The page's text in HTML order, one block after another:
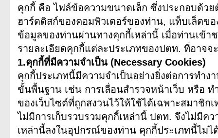
คุกกี้ คือ ไฟล์ข้อความขนาดเล็ก ซึ่งประกอบด้วย
ฮาร์ดดิสก์ของคอมพิวเตอร์ของท่าน, แท็บเล็ต
ข้อมูลของท่านผ่านทางคุกกี้เหล่านี้ เมื่อท่านเข้า
รายละเอียดคุกกี้แต่ละประเภทของปตท. ที่อาจจ
1.คุกกี้ที่มีความจำเป็น (Necessary Cookies)
คุกกี้ประเภทนี้มีความจำเป็นอย่างยิ่งต่อการทำ
ขั้นพื้นฐาน เช่น การเลื่อนสำรวจหน้าเว็บ หรือ
ของเว็บไซต์ที่ถูกสงวนไว้ให้ใช้ได้เฉพาะสมาชิก
ไม่มีการเก็บรวบรวมคุกกี้เหล่านี้ ปตท. จึงไม่มีค
เหล่านี้ลงในอุปกรณ์ของท่าน คุกกี้ประเภทนี้ไม่